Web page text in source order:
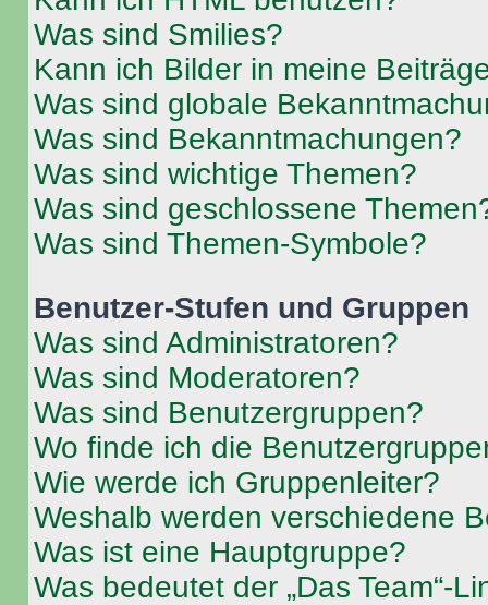
Was sind Smilies?
Kann ich Bilder in meine
Was sind globale
Was sind Bekanntmachungen?
Was sind wichtige Themen?
Was sind geschlossene
Was sind Themen-Symbole?
Benutzer-Stufen und Gruppen
Was sind Administratoren?
Was sind Moderatoren?
Was sind Benutzergruppen?
Wo finde ich die
Wie werde ich Gruppenleiter?
Weshalb werden verschiedene
Was ist eine Hauptgruppe?
Was bedeutet der „Das Team“-